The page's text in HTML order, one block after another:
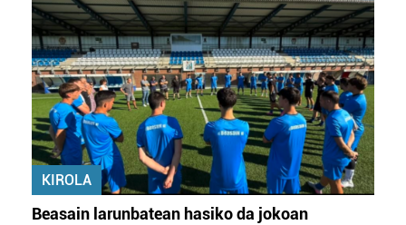
KIROLA
Beasain larunbatean hasiko da jokoan